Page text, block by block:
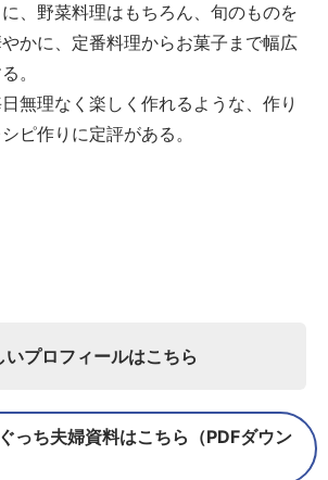
、野菜料理はもちろん、旬のものを
かに、定番料理からお菓子まで幅広
。
無理なく楽しく作れるような、作り
ピ作りに定評がある。
いプロフィールはこちら
っち夫婦資料はこちら（PDFダウン